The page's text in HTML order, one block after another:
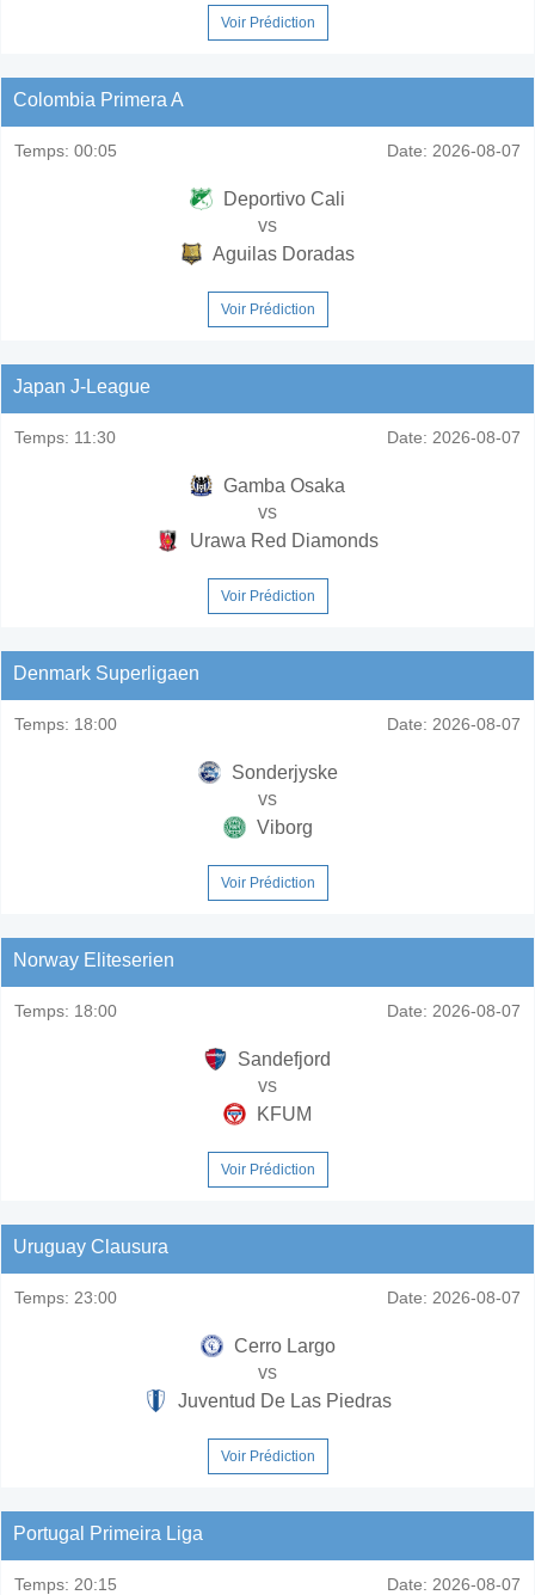
Voir Prédiction
Colombia Primera A
Temps: 00:05 Date: 2026-08-07
Deportivo Cali
vs
Aguilas Doradas
Voir Prédiction
Japan J-League
Temps: 11:30 Date: 2026-08-07
Gamba Osaka
vs
Urawa Red Diamonds
Voir Prédiction
Denmark Superligaen
Temps: 18:00 Date: 2026-08-07
Sonderjyske
vs
Viborg
Voir Prédiction
Norway Eliteserien
Temps: 18:00 Date: 2026-08-07
Sandefjord
vs
KFUM
Voir Prédiction
Uruguay Clausura
Temps: 23:00 Date: 2026-08-07
Cerro Largo
vs
Juventud De Las Piedras
Voir Prédiction
Portugal Primeira Liga
Temps: 20:15 Date: 2026-08-07